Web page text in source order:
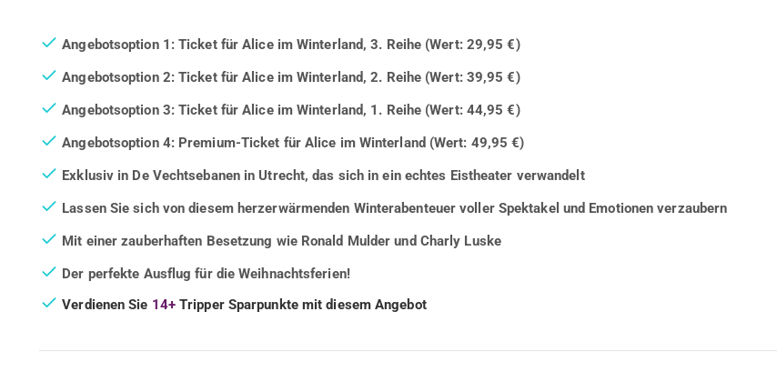
Angebotsoption 1: Ticket für Alice im Winterland, 3. Reihe (Wert: 29,95 €)
Angebotsoption 2: Ticket für Alice im Winterland, 2. Reihe (Wert: 39,95 €)
Angebotsoption 3: Ticket für Alice im Winterland, 1. Reihe (Wert: 44,95 €)
Angebotsoption 4: Premium-Ticket für Alice im Winterland (Wert: 49,95 €)
Exklusiv in De Vechtsebanen in Utrecht, das sich in ein echtes Eistheater verwandelt
Lassen Sie sich von diesem herzerwärmenden Winterabenteuer voller Spektakel und Emotionen verzaubern
Mit einer zauberhaften Besetzung wie Ronald Mulder und Charly Luske
Der perfekte Ausflug für die Weihnachtsferien!
Verdienen Sie 14+Tripper Sparpunkte mit diesem Angebot